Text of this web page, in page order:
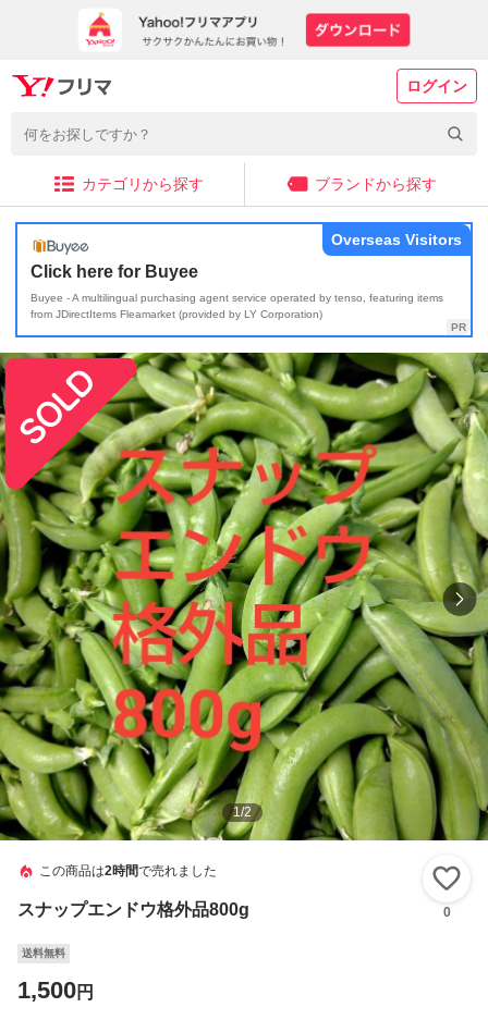
ログイン
カテゴリから探す ブランドから探す
Click here for Buyee
Buyee - A multilingual purchasing agent service operated by tenso, featuring items
from JDirectItems Fleamarket (provided by LY Corporation)
Overseas Visitors
1/2
この商品は2時間で売れました
スナップエンドウ格外品800g 0
送料無料
1,500円